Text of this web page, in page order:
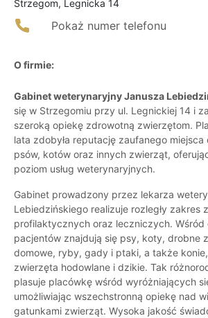
Strzegom, Legnicka 14
Pokaż numer telefonu
O firmie:
Gabinet weterynaryjny Janusza
się w Strzegomiu przy ul. Legnickiej 14 i
szeroką opiekę zdrowotną zwierzętom.
lata zdobyła reputację zaufanego miejsca
psów, kotów oraz innych zwierząt,
poziom usług weterynaryjnych.
Gabinet prowadzony przez lekarza
Lebiedzińskiego realizuje rozległy zakres
profilaktycznych oraz leczniczych. Wśród
pacjentów znajdują się psy, koty, drobne
domowe, ryby, gady i ptaki, a także
zwierzęta hodowlane i dzikie. Tak
plasuje placówkę wśród wyróżniających
umożliwiając wszechstronną opiekę nad
gatunkami zwierząt. Wysoka jakość